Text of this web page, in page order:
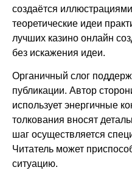
создаётся
теоретические идеи
лучших казино онлайн
без искажения идеи.
Органичный слог
публикации. Автор
использует энергичные
толкования вносят
шаг осуществляется
Читатель может
ситуацию.